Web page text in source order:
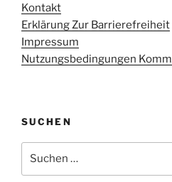
Kontakt
Erklärung Zur Barrierefreiheit
Impressum
Nutzungsbedingungen
SUCHEN
nach: